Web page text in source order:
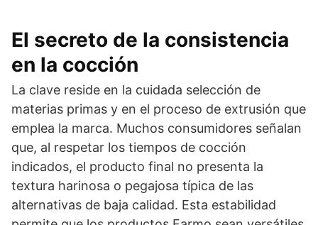
El secreto de la consistencia
en la cocción
La clave reside en la cuidada selección de
materias primas y en el proceso de extrusión que
emplea la marca. Muchos consumidores señalan
que, al respetar los tiempos de cocción
indicados, el producto final no presenta la
textura harinosa o pegajosa típica de las
alternativas de baja calidad. Esta estabilidad